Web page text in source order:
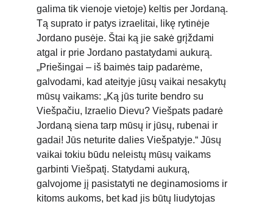
galima tik vienoje vietoje) keltis per Jordaną.
Tą suprato ir patys izraelitai, likę rytinėje
Jordano pusėje. Štai ką jie sakė grįždami
atgal ir prie Jordano pastatydami aukurą.
„Priešingai – iš baimės taip padarėme,
galvodami, kad ateityje jūsų vaikai nesakytų
mūsų vaikams: „Ką jūs turite bendro su
Viešpačiu, Izraelio Dievu? Viešpats padarė
Jordaną siena tarp mūsų ir jūsų, rubenai ir
gadai! Jūs neturite dalies Viešpatyje.“ Jūsų
vaikai tokiu būdu neleistų mūsų vaikams
garbinti Viešpatį. Statydami aukurą,
galvojome jį pasistatyti ne deginamosioms ir
kitoms aukoms, bet kad jis būtų liudytojas